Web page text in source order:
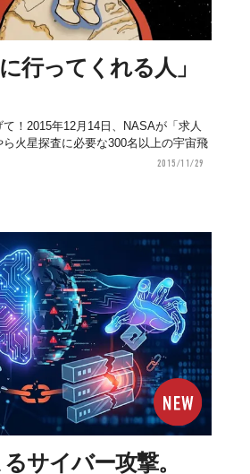
行ってくれる人」
！2015年12月14日、NASAが「求人
火星探査に必要な300名以上の宇宙飛
2015/11/29
サイバー攻撃。